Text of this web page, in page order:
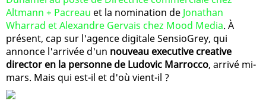
Altmann + Pacreau et la nomination de Jonathan
Wharrad et Alexandre Gervais chez Mood Media. À
présent, cap sur l'agence digitale SensioGrey, qui
annonce l'arrivée d'un nouveau executive creative
director en la personne de Ludovic Marrocco, arrivé mi-
mars. Mais qui est-il et d'où vient-il ?